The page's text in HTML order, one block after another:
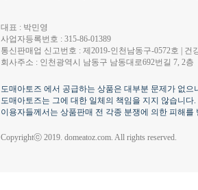
대표 : 박민영
사업자등록번호 : 315-86-01389
통신판매업 신고번호 : 제2019-인천남동구-0572호 | 건
회사주소 : 인천광역시 남동구 남동대로692번길 7, 2층
도매아토즈 에서 공급하는 상품은 대부분 문제가 없
도매아토즈는 그에 대한 일체의 책임을 지지 않습니다.
이용자들께서는 상품판매 전 각종 분쟁에 의한 피해
Copyrightⓒ 2019. domeatoz.com. All rights reserved.